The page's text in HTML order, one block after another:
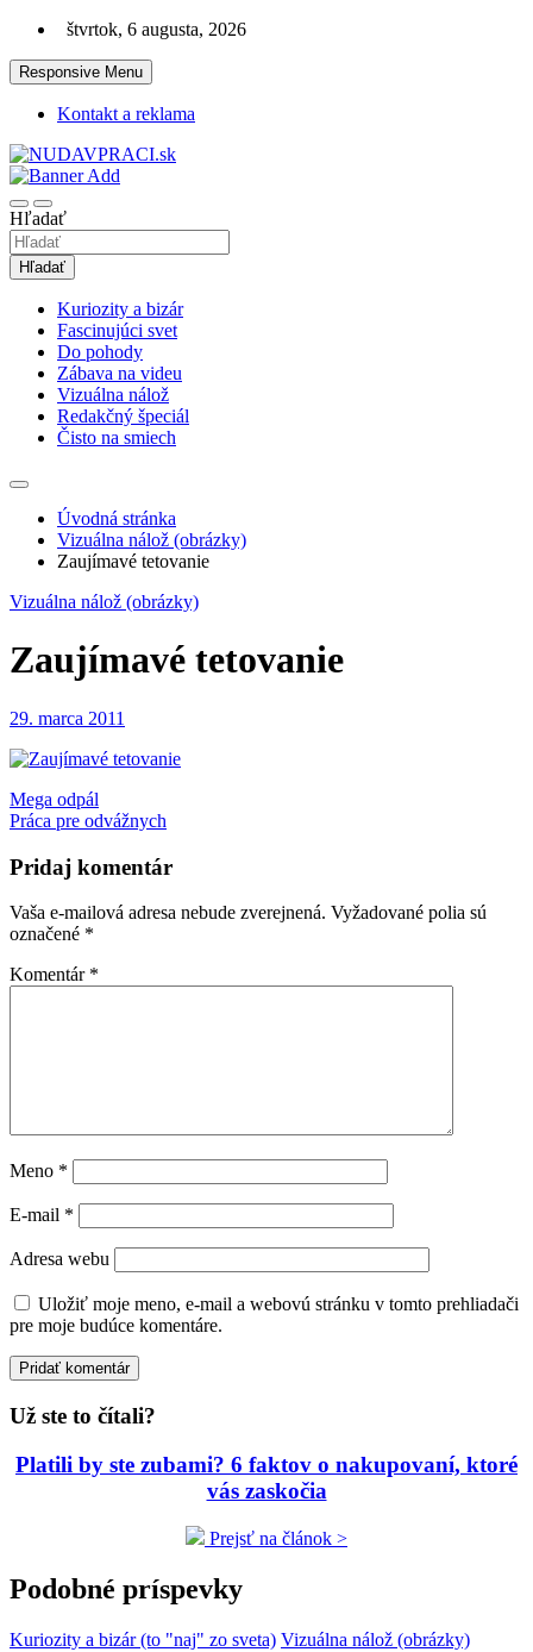
Skip
content
štvrtok, 6 augusta, 2026
Responsive Menu
Kontakt a reklama
nudaVpráci.sk
Hľadať
Hľadať
Kuriozity a bizár
Fascinujúci svet
Do pohody
Zábava na videu
Vizuálna nálož
Redakčný špeciál
Čisto na smiech
Úvodná stránka
Vizuálna nálož (obrázky)
Zaujímavé tetovanie
Vizuálna nálož (obrázky)
Zaujímavé tetovanie
29. marca 2011
Navigácia
v
článku
Mega odpál
Práca pre odvážnych
Pridaj komentár
Vaša e-mailová adresa nebude zverejnená. Vyžadované polia sú
označené *
Komentár *
Meno *
E-mail *
Adresa webu
Uložiť moje meno, e-mail a webovú stránku v tomto prehliadači
pre moje budúce komentáre.
Už ste to čítali?
Platili by ste zubami? 6 faktov o nakupovaní, ktoré
vás zaskočia
Prejsť na článok >
Podobné príspevky
Kuriozity a bizár (to "naj" zo sveta) Vizuálna nálož (obrázky)